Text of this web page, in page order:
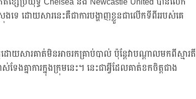
េ ដោយសារនេះគឺជាការបង្ហាញខ្លួនជាលើកទីពីររបស់គេ
សារគាត់មិនអាចរកគ្រាប់បាល់ ប៉ុន្តែវាបណ្ដាលមកពីស្មារតី
គ្នាការក្នុងក្រុមនេះ។ នេះជាអ្វីដែលគាត់ខកចិត្តជាង